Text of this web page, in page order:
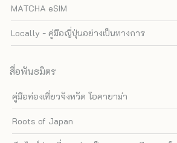
MATCHA eSIM
Locally - คู่มือญี่ปุ่นอย่างเป็นทางการ
สื่อพันธมิตร
คู่มือท่องเที่ยวจังหวัด โอคายาม่า
Roots of Japan